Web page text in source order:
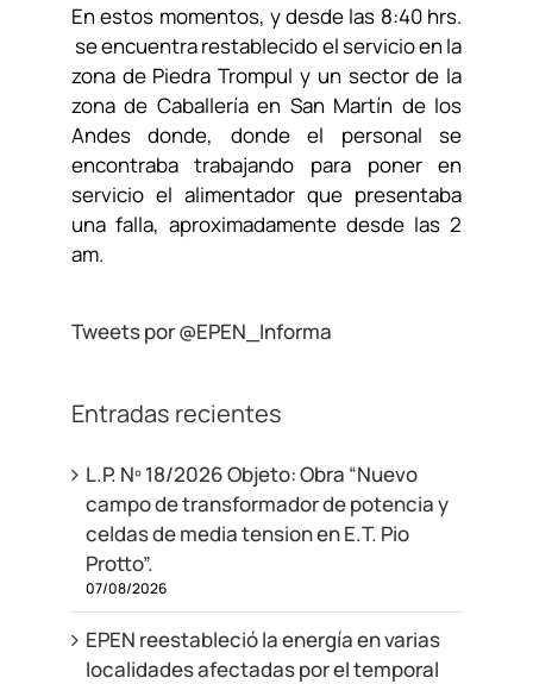
En estos momentos, y desde las 8:40 hrs.
se encuentra restablecido el servicio en la
zona de Piedra Trompul y un sector de la
zona de Caballería en San Martín de los
Andes donde, donde el personal se
encontraba trabajando para poner en
servicio el alimentador que presentaba
una falla, aproximadamente desde las 2
am.
Tweets por @EPEN_Informa
Entradas recientes
L.P. Nº 18/2026 Objeto: Obra “Nuevo
campo de transformador de potencia y
celdas de media tension en E.T. Pio
Protto”.
07/08/2026
EPEN reestableció la energía en varias
localidades afectadas por el temporal